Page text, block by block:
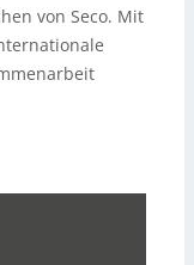
von Seco. Mit